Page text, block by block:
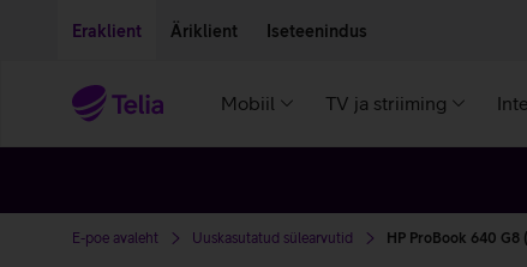
Eraklient Äriklient Iseteenindus
Mobiil TV ja striiming
E-poe avaleht Uuskasutatud sülearvutid HP ProBook 640 G8